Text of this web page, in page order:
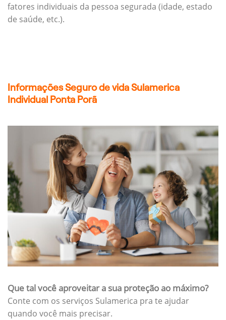
fatores individuais da pessoa segurada (idade, estado
de saúde, etc.).
Informações Seguro de vida Sulamerica
Individual Ponta Porã
Que tal você aproveitar a sua proteção ao máximo?
Conte com os serviços Sulamerica pra te ajudar
quando você mais precisar.